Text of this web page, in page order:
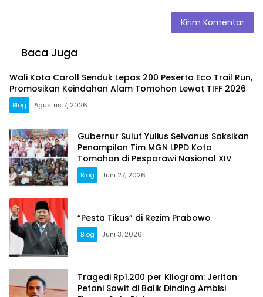
Baca Juga
Wali Kota Caroll Senduk Lepas 200 Peserta Eco Trail Run,
Promosikan Keindahan Alam Tomohon Lewat TIFF 2026
Blog Agustus 7, 2026
Gubernur Sulut Yulius Selvanus Saksikan
Penampilan Tim MGN LPPD Kota
Tomohon di Pesparawi Nasional XIV
Blog Juni 27, 2026
“Pesta Tikus” di Rezim Prabowo
Blog Juni 3, 2026
Tragedi Rp1.200 per Kilogram: Jeritan
Petani Sawit di Balik Dinding Ambisi